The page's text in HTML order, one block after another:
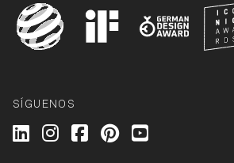
SÍGUENOS
Wilkhahn @ LinkedIn
Wilkhahn @ Instagram
Wilkhahn @ Facebook
Wilkhahn @ Pinterest